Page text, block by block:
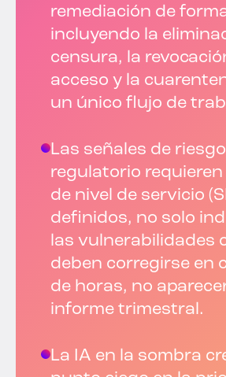
remediación de
incluyendo la
censura, la
acceso y la
un único flujo de
Las señales de riesgo
regulatorio
de nivel de servicio
definidos, no solo
las vulnerabilidades
deben corregirse en
de horas, no
informe trimestral.
La IA en la sombra